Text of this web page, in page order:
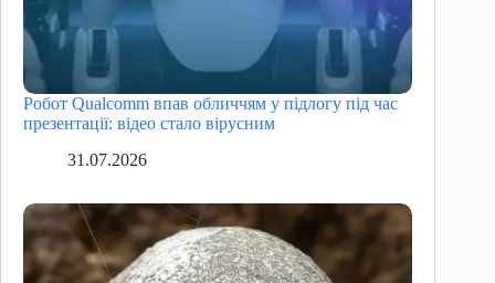
Робот Qualcomm впав обличчям у підлогу під час
презентації: відео стало вірусним
31.07.2026